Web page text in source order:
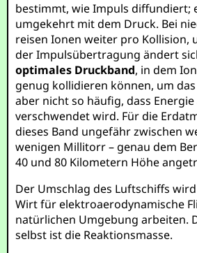
bestimmt, wie Impuls diffundiert;
umgekehrt mit dem Druck. Bei
reisen Ionen weiter pro Kollision,
der Impulsübertragung ändert
optimales Druckband, in dem
genug kollidieren können, um das
aber nicht so häufig, dass
verschwendet wird. Für die
dieses Band ungefähr zwischen
wenigen Millitorr – genau dem
40 und 80 Kilometern Höhe
Der Umschlag des Luftschiffs
Wirt für elektroaerodynamische
natürlichen Umgebung arbeiten.
selbst ist die Reaktionsmasse.